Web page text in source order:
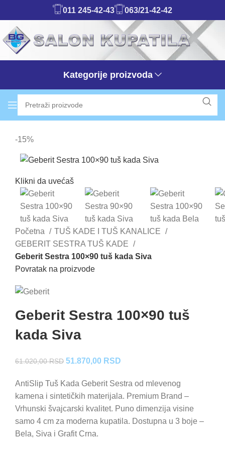
011 245-42-43 063/21-42-42
Kategorije proizvoda
-15%
Klikni da uvećaš
Početna
TUŠ KADE I TUŠ KANALICE
GEBERIT SESTRA TUŠ KADE
Geberit Sestra 100×90 tuš kada Siva
Povratak na proizvode
Geberit Sestra 100×90 tuš
kada Siva
61.020,00RSD Originalna
je
bila:
61.020,00 RSD.
51.870,00 RSD
je:
51.870,00 RSD.
AntiSlip Tuš Kada Geberit Sestra od mlevenog
kamena i sintetičkih materijala. Premium Brand –
Vrhunski švajcarski kvalitet. Puno dimenzija visine
samo 4 cm za moderna kupatila. Dostupna u 3 boje –
Bela, Siva i Grafit Crna.